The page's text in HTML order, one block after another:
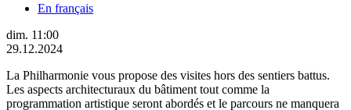
En français
dim. 11:00
29.12.2024
La Philharmonie vous propose des visites hors des sentiers battus.
Les aspects architecturaux du bâtiment tout comme la
programmation artistique seront abordés et le parcours ne manquera